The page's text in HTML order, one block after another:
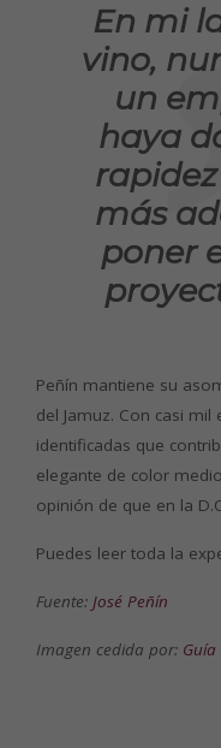
En mi
vino,
un
haya
más
poner
Peñín mantiene su
del Jamuz. Con casi
identificadas que
elegante de color
opinión de que en la
Puedes leer toda la
Fuente: José Peñín
Imagen cedida por: Guía